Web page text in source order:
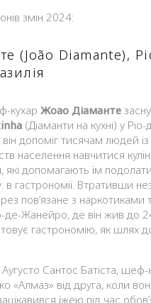
змін 2024:
(João Diamante),
кухар Жоао Діаманте
(Діаманти на кухні) у
він допоміг тисячам людей
населення навчитися
допомагають їм подолати
в гастрономії. Втративши
пов’язане з наркотиками
де-Жанейро, де він жив до
гастрономію, як шлях
Сантос Батіста, шеф-
«Алмаз» від друга, коли
їжею під час